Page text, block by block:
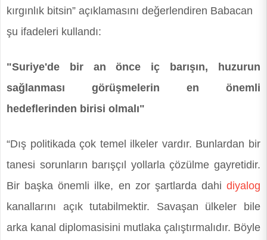
kırgınlık bitsin” açıklamasını değerlendiren Babacan
şu ifadeleri kullandı:
"Suriye'de bir an önce iç barışın, huzurun
sağlanması görüşmelerin en önemli
hedeflerinden birisi olmalı"
“Dış politikada çok temel ilkeler vardır. Bunlardan bir
tanesi sorunların barışçıl yollarla çözülme gayretidir.
Bir başka önemli ilke, en zor şartlarda dahi diyalog
kanallarını açık tutabilmektir. Savaşan ülkeler bile
arka kanal diplomasisini mutlaka çalıştırmalıdır. Böyle